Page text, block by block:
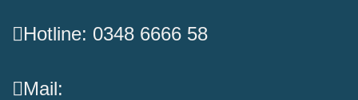
Hotline: 0348 6666 58
Mail: